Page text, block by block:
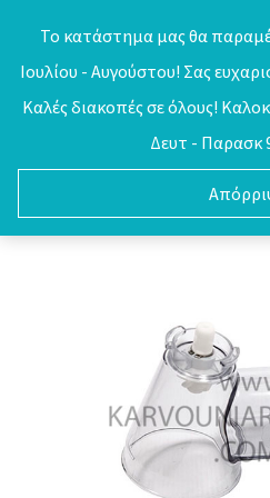
Το κατάστημα μας θα
Ιουλίου - Αυγούστου! Σας
Καλές διακοπές σε όλους!
Δευτ - Παρασκ
Έκπτωση στο SITE